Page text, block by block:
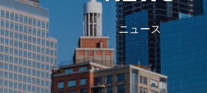
ニュース